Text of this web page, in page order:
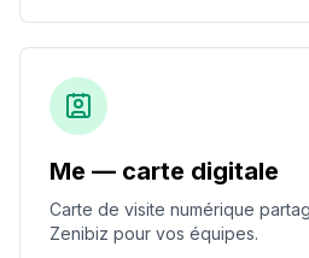
Me — carte digitale
Carte de visite numérique
Zenibiz pour vos équipes.